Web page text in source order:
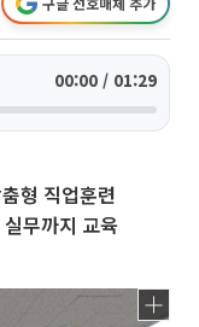
00:00 / 01:29
형 직업훈련
무까지 교육